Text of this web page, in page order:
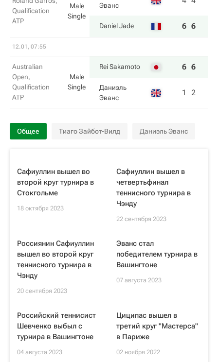
Qualification
ATP
Male
Single
Эванс
Daniel Jade 6 6
12.01, 07:55
Australian
Open,
Qualification
ATP
Male
Single
Rei Sakamoto 6 6
Даниэль
Эванс
1 2
Общее Тиаго Зайбот-Вилд Даниэль Эванс
Сафиуллин вышел во
второй круг турнира в
Стокгольме
18 октября 2023
Сафиуллин вышел в
четвертьфинал
теннисного турнира в
Чэнду
22 сентября 2023
Россиянин Сафиуллин
вышел во второй круг
теннисного турнира в
Чэнду
20 сентября 2023
Эванс стал
победителем турнира в
Вашингтоне
07 августа 2023
Российский теннисист
Шевченко выбыл с
турнира в Вашингтоне
04 августа 2023
Циципас вышел в
третий круг "Мастерса"
в Париже
02 ноября 2022